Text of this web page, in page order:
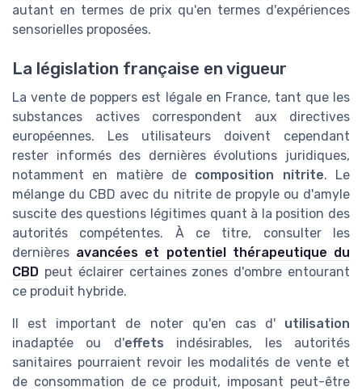
autant en termes de prix qu'en termes d'expériences
sensorielles proposées.
La législation française en vigueur
La vente de poppers est légale en France, tant que les
substances actives correspondent aux directives
européennes. Les utilisateurs doivent cependant
rester informés des dernières évolutions juridiques,
notamment en matière de composition nitrite. Le
mélange du CBD avec du nitrite de propyle ou d'amyle
suscite des questions légitimes quant à la position des
autorités compétentes. À ce titre, consulter les
dernières avancées et potentiel thérapeutique du
CBD peut éclairer certaines zones d'ombre entourant
ce produit hybride.
Il est important de noter qu'en cas d' utilisation
inadaptée ou d'effets indésirables, les autorités
sanitaires pourraient revoir les modalités de vente et
de consommation de ce produit, imposant peut-être